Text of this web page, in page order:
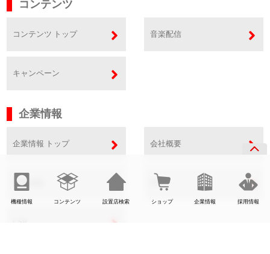
機種情報 コンテンツ 設置店検索 ショップ 企業情報 採用情報
コンテンツ
コンテンツ トップ 音楽配信
キャンペーン
企業情報
企業情報 トップ 会社概要
事業内容 SDGs